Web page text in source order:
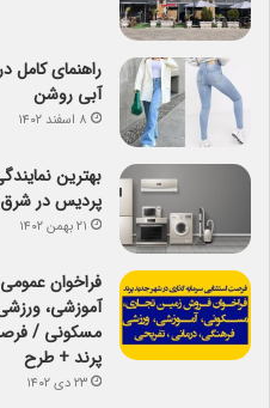
راهنمای کامل
آبی روشن
۸ اسفند ۱۴۰۲
بهترین
پردیس در شرق
۲۱ بهمن ۱۴۰۲
فراخوان
آموزشی،
مسکونی /
پرند + طرح
۲۳ دی ۱۴۰۲